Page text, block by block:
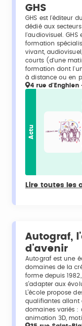
GHS
GHS est l'éditeur
dédié aux
l'audiovisuel.
formation
vivant,
courts (d'une
formation dont
à distance ou en
4 rue d'Enghien
Actu
Lire toutes les
Autograf,
d'avenir
Autograf est une
domaines de la
forme depuis
s’adapter aux
L’école propose
qualifiantes allant
domaines variés :
animation 3D,